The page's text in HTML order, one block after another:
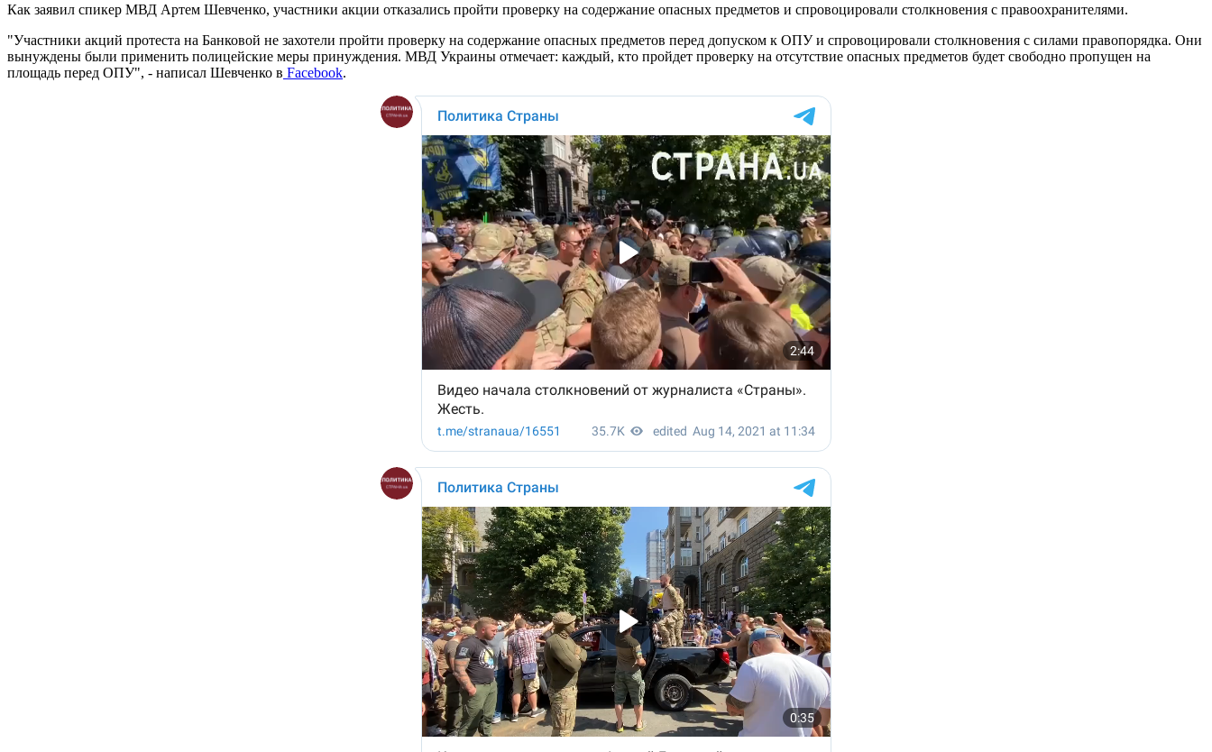
Как заявил спикер МВД Артем Шевченко, участники акции отказались пройти проверку на содержание опасных предметов и спровоцировали столкновения с правоохранителями.
"Участники акций протеста на Банковой не захотели пройти проверку на содержание опасных предметов перед допуском к ОПУ и спровоцировали столкновения с силами правопорядка. Они
вынуждены были применить полицейские меры принуждения. МВД Украины отмечает: каждый, кто пройдет проверку на отсутствие опасных предметов будет свободно пропущен на
площадь перед ОПУ", - написал Шевченко в Facebook.